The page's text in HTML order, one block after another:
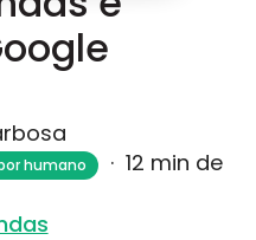
humano · 12 min de